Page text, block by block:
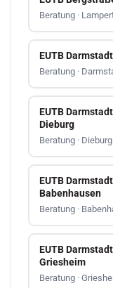
Beratung ·
EUTB
Beratung ·
EUTB
Dieburg
Beratung · Dieburg
EUTB
Babenhausen
Beratung ·
EUTB
Griesheim
Beratung ·